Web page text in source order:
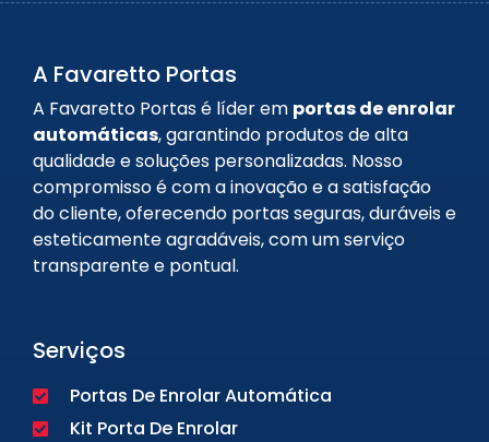
A Favaretto Portas
A Favaretto Portas é líder em portas de enrolar
automáticas, garantindo produtos de alta
qualidade e soluções personalizadas. Nosso
compromisso é com a inovação e a satisfação
do cliente, oferecendo portas seguras, duráveis e
esteticamente agradáveis, com um serviço
transparente e pontual.
Serviços
Portas De Enrolar Automática
Kit Porta De Enrolar